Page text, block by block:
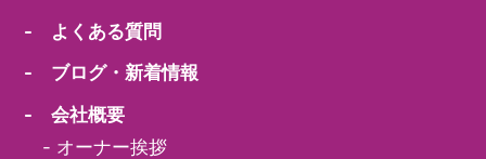
- よくある質問
- ブログ・新着情報
- 会社概要
- オーナー挨拶